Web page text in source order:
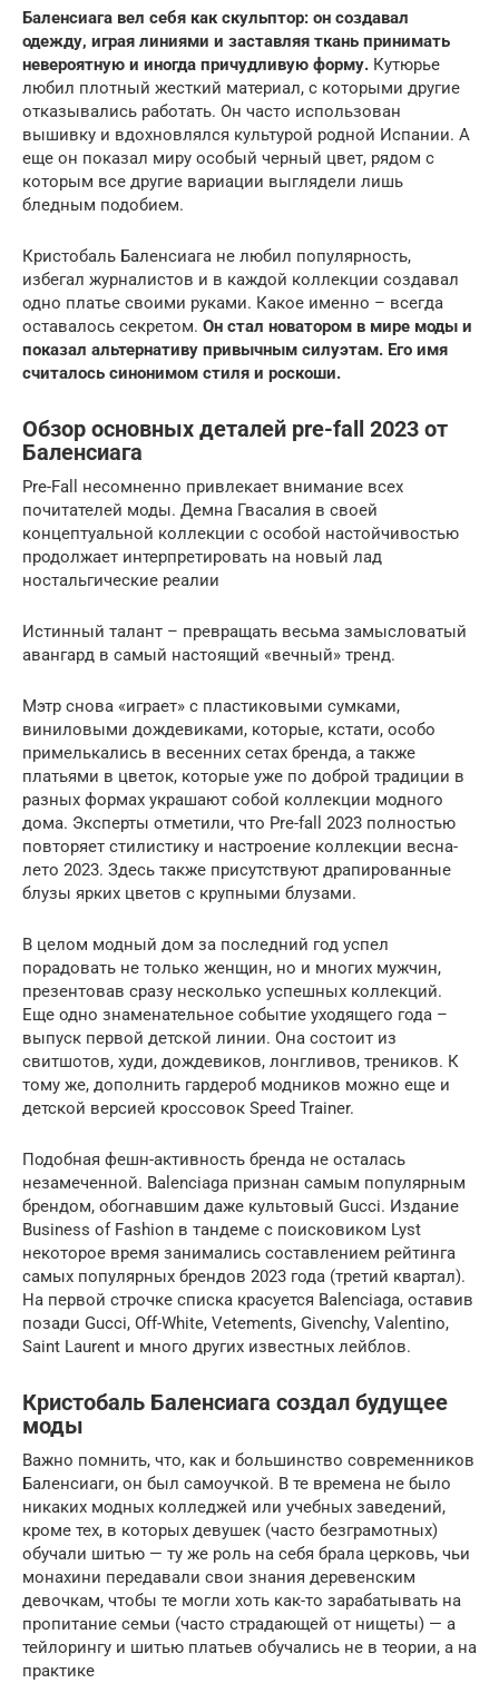
Баленсиага вел себя как скульптор: он создавал
одежду, играя линиями и заставляя ткань принимать
невероятную и иногда причудливую форму. Кутюрье
любил плотный жесткий материал, с которыми другие
отказывались работать. Он часто использован
вышивку и вдохновлялся культурой родной Испании. А
еще он показал миру особый черный цвет, рядом с
которым все другие вариации выглядели лишь
бледным подобием.
Кристобаль Баленсиага не любил популярность,
избегал журналистов и в каждой коллекции создавал
одно платье своими руками. Какое именно – всегда
оставалось секретом. Он стал новатором в мире моды и
показал альтернативу привычным силуэтам. Его имя
считалось синонимом стиля и роскоши.
Обзор основных деталей pre-fall 2023 от
Баленсиага
Pre-Fall несомненно привлекает внимание всех
почитателей моды. Демна Гвасалия в своей
концептуальной коллекции с особой настойчивостью
продолжает интерпретировать на новый лад
ностальгические реалии
Истинный талант – превращать весьма замысловатый
авангард в самый настоящий «вечный» тренд.
Мэтр снова «играет» с пластиковыми сумками,
виниловыми дождевиками, которые, кстати, особо
примелькались в весенних сетах бренда, а также
платьями в цветок, которые уже по доброй традиции в
разных формах украшают собой коллекции модного
дома. Эксперты отметили, что Pre-fall 2023 полностью
повторяет стилистику и настроение коллекции весна-
лето 2023. Здесь также присутствуют драпированные
блузы ярких цветов с крупными блузами.
В целом модный дом за последний год успел
порадовать не только женщин, но и многих мужчин,
презентовав сразу несколько успешных коллекций.
Еще одно знаменательное событие уходящего года –
выпуск первой детской линии. Она состоит из
свитшотов, худи, дождевиков, лонгливов, треников. К
тому же, дополнить гардероб модников можно еще и
детской версией кроссовок Speed Trainer.
Подобная фешн-активность бренда не осталась
незамеченной. Balenciaga признан самым популярным
брендом, обогнавшим даже культовый Gucci. Издание
Business of Fashion в тандеме с поисковиком Lyst
некоторое время занимались составлением рейтинга
самых популярных брендов 2023 года (третий квартал).
На первой строчке списка красуется Balenciaga, оставив
позади Gucci, Off-White, Vetements, Givenchy, Valentino,
Saint Laurent и много других известных лейблов.
Кристобаль Баленсиага создал будущее
моды
Важно помнить, что, как и большинство современников
Баленсиаги, он был самоучкой. В те времена не было
никаких модных колледжей или учебных заведений,
кроме тех, в которых девушек (часто безграмотных)
обучали шитью — ту же роль на себя брала церковь, чьи
монахини передавали свои знания деревенским
девочкам, чтобы те могли хоть как-то зарабатывать на
пропитание семьи (часто страдающей от нищеты) — а
тейлорингу и шитью платьев обучались не в теории, а на
практике